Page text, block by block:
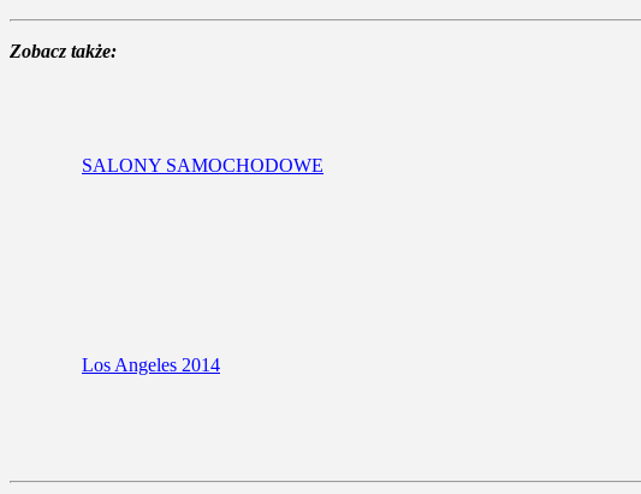
Zobacz także:
SALONY SAMOCHODOWE
Los Angeles 2014